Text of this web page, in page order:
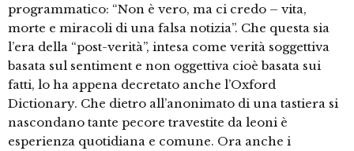
programmatico: “Non è vero, ma ci credo – vita,
morte e miracoli di una falsa notizia”. Che questa sia
l’era della “post-verità”, intesa come verità soggettiva
basata sul sentiment e non oggettiva cioè basata sui
fatti, lo ha appena decretato anche l’Oxford
Dictionary. Che dietro all’anonimato di una tastiera si
nascondano tante pecore travestite da leoni è
esperienza quotidiana e comune. Ora anche i